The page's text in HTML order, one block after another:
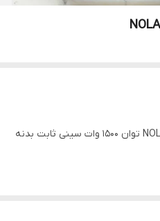
اسنک ساز تک کاره مونتینی مدل NOLA توان 1500 وات سینی ثابت بدنه